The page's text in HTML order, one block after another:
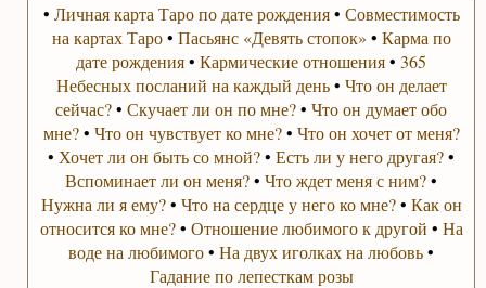
• Личная карта Таро по дате рождения• Совместимость
на картах Таро• Пасьянс «Девять стопок» • Карма по
дате рождения•Кармические отношения•365
Небесных посланий на каждый день• Что он делает
сейчас?•Скучает ли он по мне?•Что он думает обо
мне?• Что он чувствует ко мне?• Что он хочет от меня?
• Хочет ли он быть со мной?•Есть ли у него другая?•
Вспоминает ли он меня?•Что ждет меня с ним?•
Нужна ли я ему?• Что на сердце у него ко мне?• Как он
относится ко мне?• Отношение любимого к другой • На
воде на любимого•На двух иголках на любовь•
Гадание по лепесткам розы